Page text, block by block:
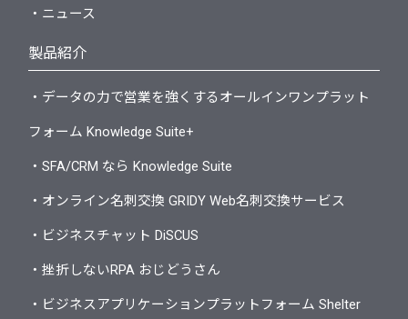
・ニュース
製品紹介
・データの力で営業を強くするオールインワンプラット
フォーム Knowledge Suite+
・SFA/CRM なら Knowledge Suite
・オンライン名刺交換 GRIDY Web名刺交換サービス
・ビジネスチャット DiSCUS
・挫折しないRPA おじどうさん
・ビジネスアプリケーションプラットフォーム Shelter